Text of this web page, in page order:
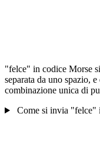
"felce" in codice Morse
separata da uno spazio,
combinazione unica di
Come si invia "felce"